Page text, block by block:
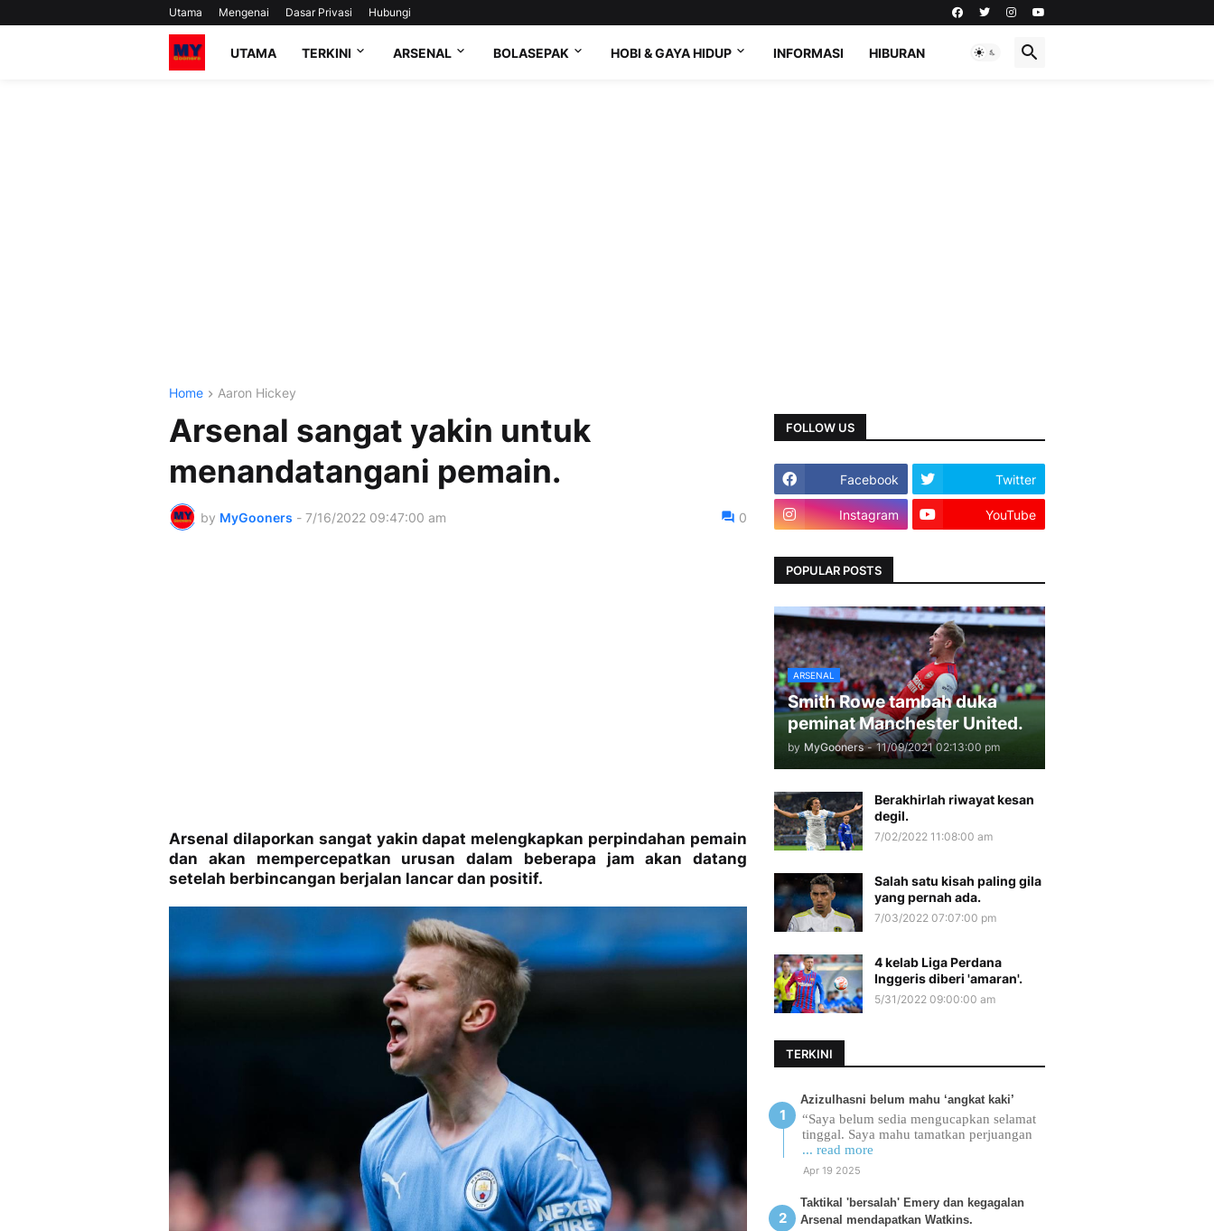
Utama Mengenai Dasar Privasi Hubungi
UTAMA TERKINI ARSENAL BOLASEPAK HOBI & GAYA HIDUP INFORMASI HIBURAN
Home Aaron Hickey
Arsenal sangat yakin untuk
menandatangani pemain.
by MyGooners - 7/16/2022 09:47:00 am 0
Arsenal dilaporkan sangat yakin dapat melengkapkan perpindahan pemain
dan akan mempercepatkan urusan dalam beberapa jam akan datang
setelah berbincangan berjalan lancar dan positif.
FOLLOW US
Facebook Twitter
Instagram YouTube
POPULAR POSTS
ARSENAL
Smith Rowe tambah duka
peminat Manchester United.
by MyGooners - 11/09/2021 02:13:00 pm
Berakhirlah riwayat kesan
degil.
7/02/2022 11:08:00 am
Salah satu kisah paling gila
yang pernah ada.
7/03/2022 07:07:00 pm
4 kelab Liga Perdana
Inggeris diberi 'amaran'.
5/31/2022 09:00:00 am
TERKINI
Azizulhasni belum mahu ‘angkat kaki’
“Saya belum sedia mengucapkan selamat
tinggal. Saya mahu tamatkan perjuangan
... read more
Apr 19 2025
Taktikal 'bersalah' Emery dan kegagalan
Arsenal mendapatkan Watkins.